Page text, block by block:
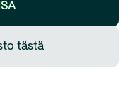
tästä